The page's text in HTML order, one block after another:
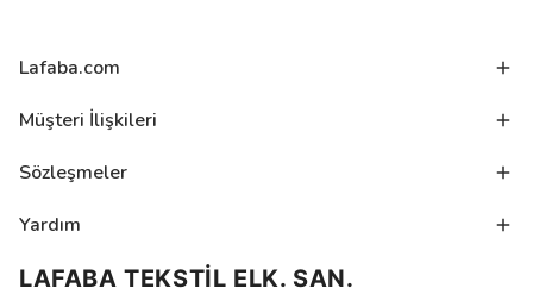
Lafaba.com
Müşteri İlişkileri
Sözleşmeler
Yardım
LAFABA TEKSTİL ELK. SAN.